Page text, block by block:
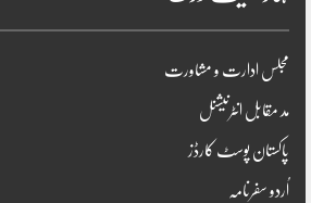
مجلس ادارت و مشاورت
مد مقابل انٹرنیشنل
پاکستان پوسٹ کارڈز
اُردو سفرنامہ